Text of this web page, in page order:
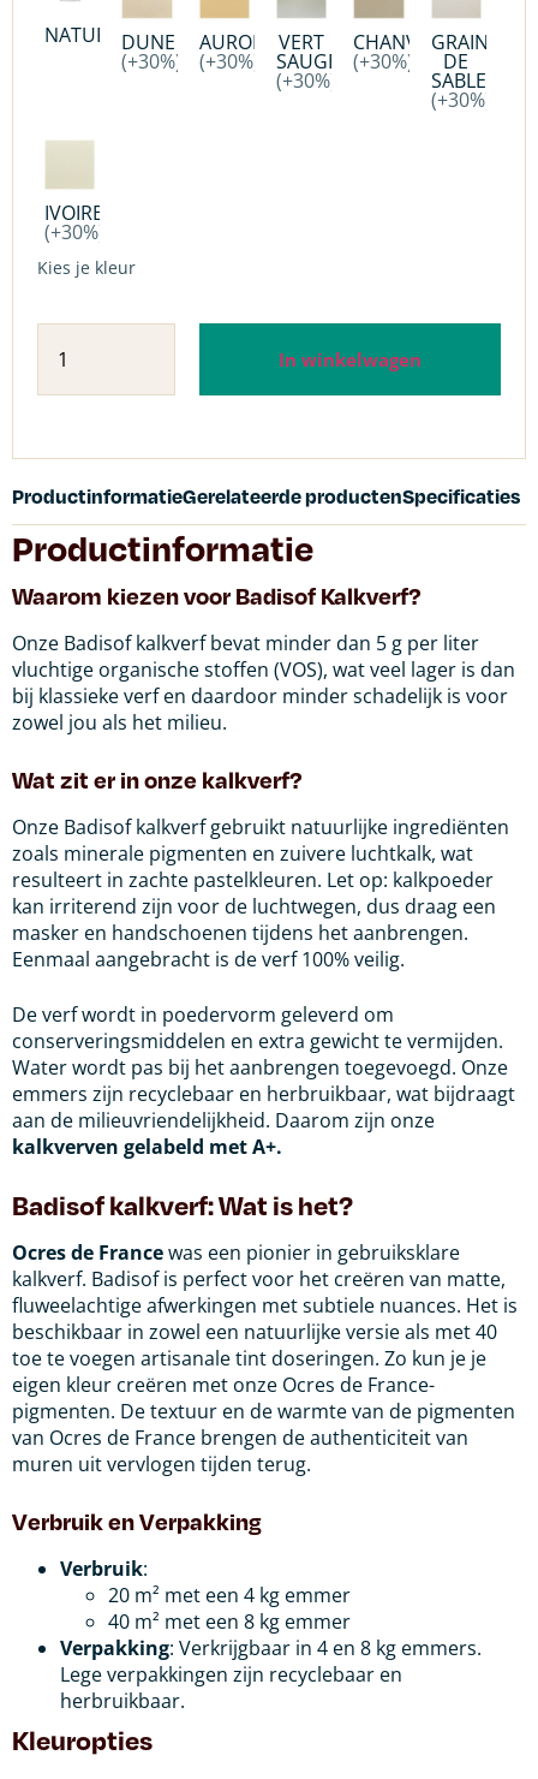
NATURELDUNE
(+30%)
AURORE
(+30%)
VERT
SAUGE
(+30%)
CHANVRE
(+30%)
GRAIN
DE
SABLE
(+30%)
IVOIRE
(+30%)
Kies je kleur
In winkelwagen
ProductinformatieGerelateerde productenSpecificaties
Productinformatie
Waarom kiezen voor Badisof Kalkverf?
Onze Badisof kalkverf bevat minder dan 5 g per liter
vluchtige organische stoffen (VOS), wat veel lager is dan
bij klassieke verf en daardoor minder schadelijk is voor
zowel jou als het milieu.
Wat zit er in onze kalkverf?
Onze Badisof kalkverf gebruikt natuurlijke ingrediënten
zoals minerale pigmenten en zuivere luchtkalk, wat
resulteert in zachte pastelkleuren. Let op: kalkpoeder
kan irriterend zijn voor de luchtwegen, dus draag een
masker en handschoenen tijdens het aanbrengen.
Eenmaal aangebracht is de verf 100% veilig.
De verf wordt in poedervorm geleverd om
conserveringsmiddelen en extra gewicht te vermijden.
Water wordt pas bij het aanbrengen toegevoegd. Onze
emmers zijn recyclebaar en herbruikbaar, wat bijdraagt
aan de milieuvriendelijkheid. Daarom zijn onze
kalkverven gelabeld met A+.
Badisof kalkverf: Wat is het?
Ocres de Francewas een pionier in gebruiksklare
kalkverf. Badisof is perfect voor het creëren van matte,
fluweelachtige afwerkingen met subtiele nuances. Het is
beschikbaar in zowel een natuurlijke versie als met 40
toe te voegen artisanale tint doseringen. Zo kun je je
eigen kleur creëren met onze Ocres de France-
pigmenten. De textuur en de warmte van de pigmenten
van Ocres de France brengen de authenticiteit van
muren uit vervlogen tijden terug.
Verbruik en Verpakking
Verbruik:
20 m² met een 4 kg emmer
40 m² met een 8 kg emmer
Verpakking: Verkrijgbaar in 4 en 8 kg emmers.
Lege verpakkingen zijn recyclebaar en
herbruikbaar.
Kleuropties